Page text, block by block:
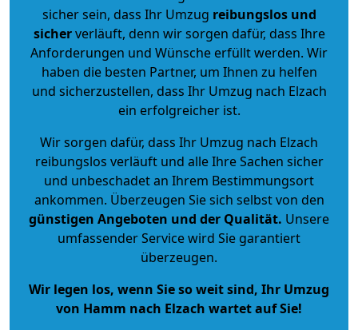
sicher sein, dass Ihr Umzug reibungslos und
sicherverläuft, denn wir sorgen dafür, dass Ihre
Anforderungen und Wünsche erfüllt werden. Wir
haben die besten Partner, um Ihnen zu helfen
und sicherzustellen, dass Ihr Umzug nach Elzach
ein erfolgreicher ist.
Wir sorgen dafür, dass Ihr Umzug nach Elzach
reibungslos verläuft und alle Ihre Sachen sicher
und unbeschadet an Ihrem Bestimmungsort
ankommen. Überzeugen Sie sich selbst von den
günstigen Angeboten und der Qualität. Unsere
umfassender Service wird Sie garantiert
überzeugen.
Wir legen los, wenn Sie so weit sind, Ihr Umzug
von Hamm nach Elzach wartet auf Sie!